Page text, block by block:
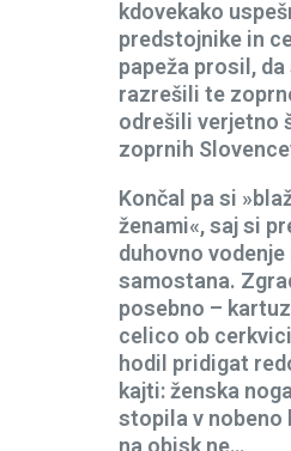
kdovekako
predstojnike in
papeža prosil,
razrešili te
odrešili verjetno
zoprnih
Končal pa si
ženami«, saj si
duhovno vodenje
samostana.
posebno –
celico ob
hodil pridigat
kajti: ženska
stopila v nobeno
na obisk ne…